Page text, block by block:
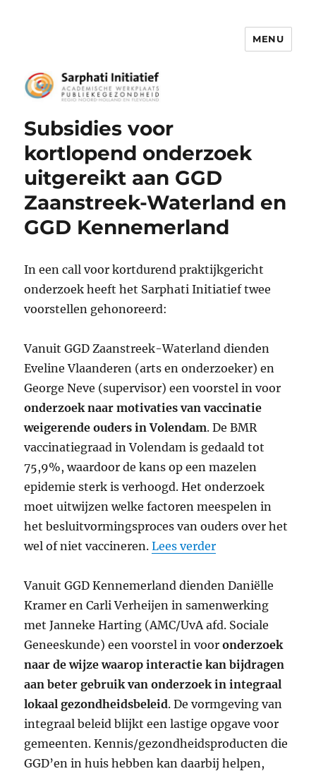
MENU
Subsidies voor
kortlopend onderzoek
uitgereikt aan GGD
Zaanstreek-Waterland en
GGD Kennemerland
In een call voor kortdurend praktijkgericht
onderzoek heeft het Sarphati Initiatief twee
voorstellen gehonoreerd:
Vanuit GGD Zaanstreek-Waterland dienden
Eveline Vlaanderen (arts en onderzoeker) en
George Neve (supervisor) een voorstel in voor
onderzoek naar motivaties van vaccinatie
weigerende ouders in Volendam. De BMR
vaccinatiegraad in Volendam is gedaald tot
75,9%, waardoor de kans op een mazelen
epidemie sterk is verhoogd. Het onderzoek
moet uitwijzen welke factoren meespelen in
het besluitvormingsproces van ouders over het
wel of niet vaccineren.Lees verder
Vanuit GGD Kennemerland dienden Daniëlle
Kramer en Carli Verheijen in samenwerking
met Janneke Harting (AMC/UvA afd. Sociale
Geneeskunde) een voorstel in vooronderzoek
naar de wijze waarop interactie kan bijdragen
aan beter gebruik van onderzoek in integraal
lokaal gezondheidsbeleid. De vormgeving van
integraal beleid blijkt een lastige opgave voor
gemeenten. Kennis/gezondheidsproducten die
GGD’en in huis hebben kan daarbij helpen,